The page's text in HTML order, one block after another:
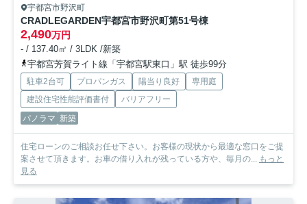
宇都宮市野沢町
CRADLEGARDEN宇都宮市野沢町第51号棟
2,490万円
- / 137.40㎡ / 3LDK /新築
宇都宮芳賀ライト線「宇都宮駅東口」駅 徒歩99分
駐車2台可 プロパンガス 陽当り良好
専用庭
建設住宅性能評価書付
バリアフリー
パノラマ 新築
住宅ローンのご相談お任せ下さい。お客様の現状から最適な窓口をご提
案させて頂きます。お車の借り入れが残っている方や、毎月の... もっと
見る